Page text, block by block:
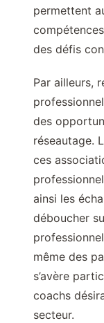
permettent
des défis
Par ailleurs,
des
réseautage.
ces
ainsi les
déboucher
même des
s’avère
coachs
secteur.